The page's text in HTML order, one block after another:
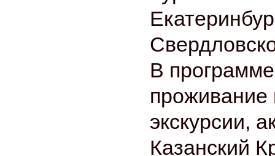
В
проживание
экскурсии,
Казанский